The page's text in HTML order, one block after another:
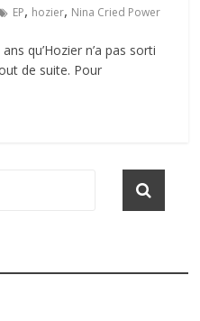
EP, hozier, Nina Cried Power
qu’Hozier n’a pas sorti
de suite. Pour